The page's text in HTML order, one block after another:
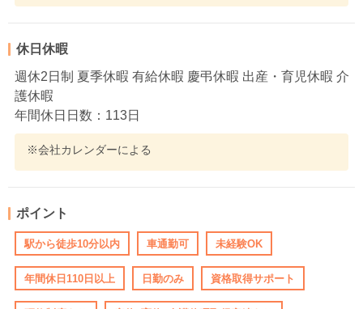
休日休暇
週休2日制 夏季休暇 有給休暇 慶弔休暇 出産・育児休暇 介
護休暇
年間休日日数：113日
※会社カレンダーによる
ポイント
駅から徒歩10分以内 車通勤可 未経験OK
年間休日110日以上 日勤のみ 資格取得サポート